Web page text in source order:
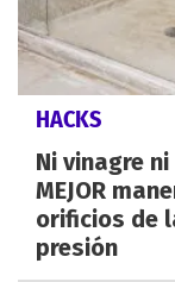
HACKS
Ni vinagre
MEJOR
orificios de
presión